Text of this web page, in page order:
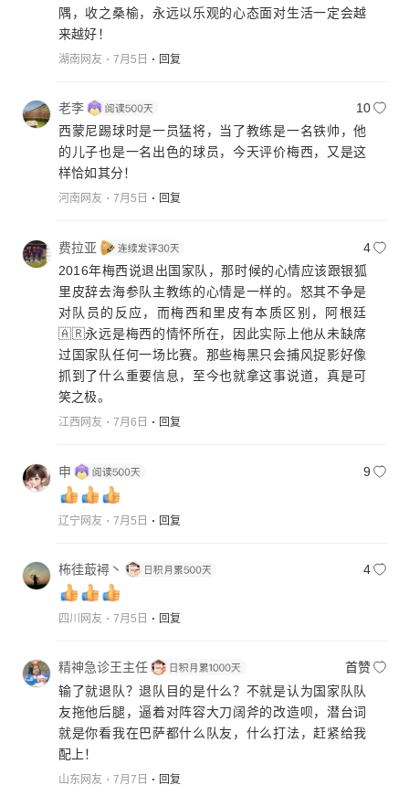
隅，收之桑榆，永远以乐观的心态面对生活一定会越
来越好！
湖南网友 7月5日 回复
老李
10
西蒙尼踢球时是一员猛将，当了教练是一名铁帅，他
的儿子也是一名出色的球员，今天评价梅西，又是这
样恰如其分！
河南网友 7月5日 回复
费拉亚
4
2016年梅西说退出国家队，那时候的心情应该跟银狐
里皮辞去海参队主教练的心情是一样的。怒其不争是
对队员的反应，而梅西和里皮有本质区别，阿根廷
🇦🇷永远是梅西的情怀所在，因此实际上他从未缺席
过国家队任何一场比赛。那些梅黑只会捕风捉影好像
抓到了什么重要信息，至今也就拿这事说道，真是可
笑之极。
江西网友 7月6日 回复
申 9
辽宁网友 7月5日 回复
柨徍菆襑丶 4
四川网友 7月5日 回复
精神急诊王主任
首赞
输了就退队？退队目的是什么？不就是认为国家队队
友拖他后腿，逼着对阵容大刀阔斧的改造呗，潜台词
就是你看我在巴萨都什么队友，什么打法，赶紧给我
配上！
山东网友 7月7日 回复